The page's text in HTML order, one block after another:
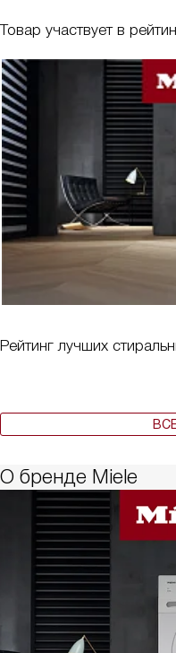
Товар участвует в
Рейтинг лучших
О бренде Miele